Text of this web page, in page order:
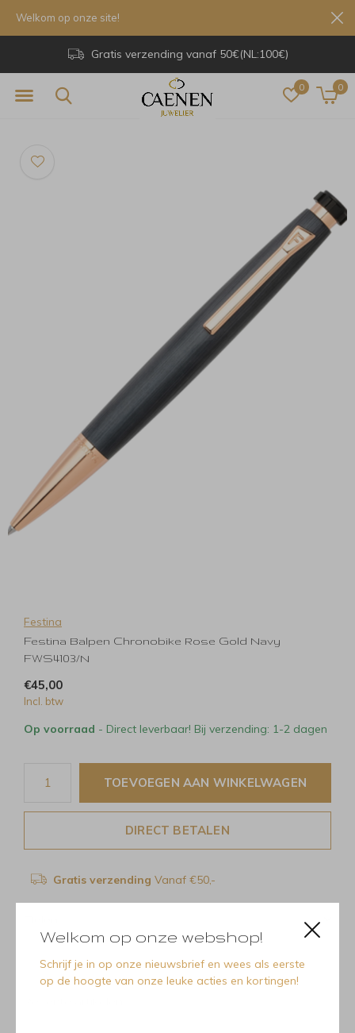
Welkom op onze webshop!
Schrijf je in op onze nieuwsbrief en wees als eerste
op de hoogte van onze leuke acties en kortingen!
0 0
Gratis verzending vanaf 50€(NL:100€)
Welkom op onze site!
Festina
Festina Balpen Chronobike Rose Gold Navy
FWS4103/N
€45,00
Incl. btw
Op voorraad - Direct leverbaar! Bij verzending: 1-2 dagen
TOEVOEGEN AAN WINKELWAGEN
DIRECT BETALEN
Gratis verzending Vanaf €50,-